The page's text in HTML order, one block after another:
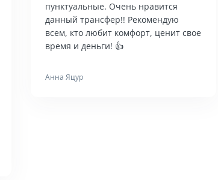
пунктуальные. Очень нравится
данный трансфер!! Рекомендую
всем, кто любит комфорт, ценит свое
время и деньги! 👍
Анна Яцур